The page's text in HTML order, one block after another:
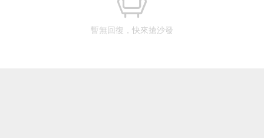
暫無回復，快來搶沙發